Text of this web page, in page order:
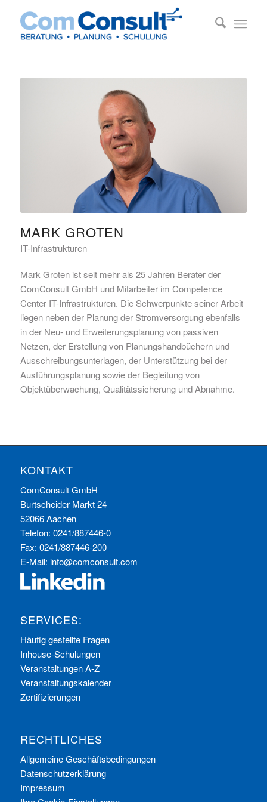
MARK GROTEN
IT-Infrastrukturen
Mark Groten ist seit mehr als 25 Jahren Berater der
ComConsult GmbH und Mitarbeiter im Competence
Center IT-Infrastrukturen. Die Schwerpunkte seiner Arbeit
liegen neben der Planung der Stromversorgung ebenfalls
in der Neu- und Erweiterungsplanung von passiven
Netzen, der Erstellung von Planungshandbüchern und
Ausschreibungsunterlagen, der Unterstützung bei der
Ausführungsplanung sowie der Begleitung von
Objektüberwachung, Qualitätssicherung und Abnahme.
KONTAKT
ComConsult GmbH
Burtscheider Markt 24
52066 Aachen
Telefon: 0241/887446-0
Fax: 0241/887446-200
E-Mail: info@comconsult.com
SERVICES:
Häufig gestellte Fragen
Inhouse-Schulungen
Veranstaltungen A-Z
Veranstaltungskalender
Zertifizierungen
RECHTLICHES
Allgemeine Geschäftsbedingungen
Datenschutzerklärung
Impressum